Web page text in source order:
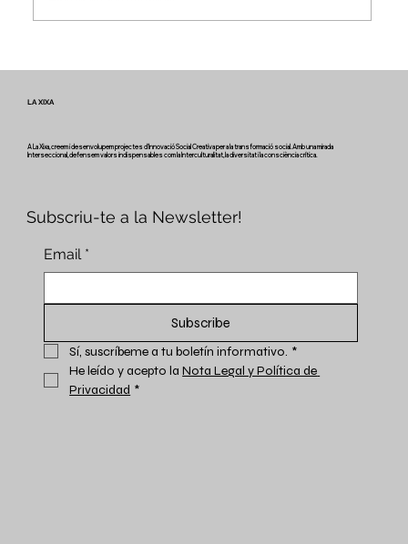
LA XIXA
A La Xixa, creem i desenvolupem projectes d'Innovació Social Creativa per a la transformació social. Amb una mirada
Interseccional, defensem valors indispensables com la Interculturalitat, la diversitat i la consciència crítica.
Subscriu-te a la Newsletter!
Email *
Subscribe
Sí, suscríbeme a tu boletín informativo. *
He leído y acepto la Nota Legal y Política de
Privacidad *